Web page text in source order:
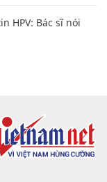
HPV: Bác sĩ nói